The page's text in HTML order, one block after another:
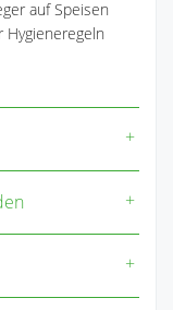
auf Speisen